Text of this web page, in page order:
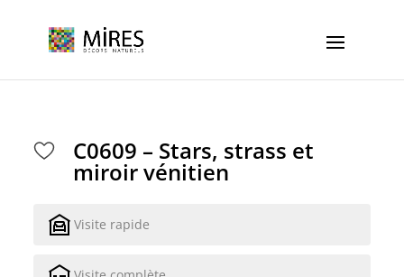
C0609 – Stars, strass et
miroir vénitien
Visite rapide